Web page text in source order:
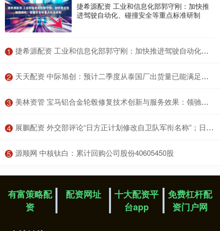
捷希源配资 工业和信息化部郭守刚：加快推
进驾驶自动化、碰撞安全等重点标准研制
1 ​捷希源配资 工业和信息化部郭守刚：加快推进驾驶自动化、碰撞安全等重点标准研制
2 ​天天配资 中际旭创：预计二季度从泰国厂出货量已能满足北美客户订单需求
3 ​美林资管 宝马铝合金轮毂修复技术创新与服务效果：领驰引领行业服务标准
4 ​展鵬配资 外交部评论“日方正计划修改自卫队军衔名称”；日本股市三连跌！ 风控日报
5 ​源顺网 中核钛白：累计回购公司股份40605450股
有富策略配
资
配资网址
十大配资平
台app
免费杠杆配
资门户网